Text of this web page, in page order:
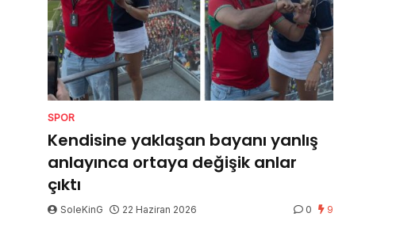
SPOR
Kendisine yaklaşan bayanı yanlış
anlayınca ortaya değişik anlar
çıktı
SoleKinG 22 Haziran 2026 0 9